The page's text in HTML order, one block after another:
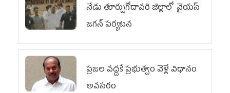
నేడు తూర్పుగోదావరి జిల్లాలో వైయస్‌
జగన్‌ పర్యటన
ప్రజల వద్దకే ప్రభుత్వం వెళ్లే విధానం
అవసరం